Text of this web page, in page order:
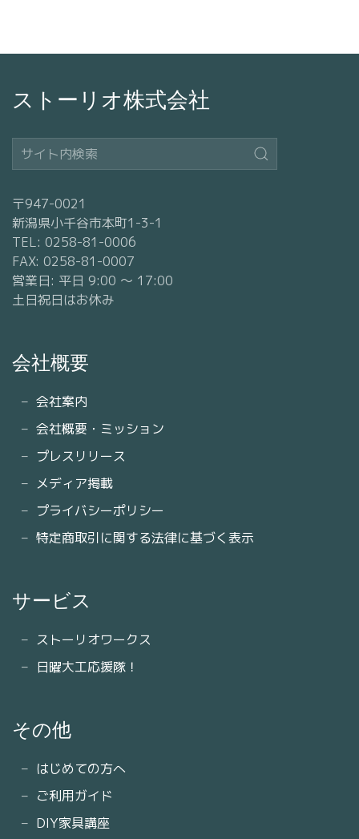
ストーリオ株式会社
〒947-0021
新潟県小千谷市本町1-3-1
TEL: 0258-81-0006
FAX: 0258-81-0007
営業日: 平日 9:00 〜 17:00
土日祝日はお休み
会社概要
会社案内
会社概要・ミッション
プレスリリース
メディア掲載
プライバシーポリシー
特定商取引に関する法律に基づく表示
サービス
ストーリオワークス
日曜大工応援隊！
その他
はじめての方へ
ご利用ガイド
DIY家具講座